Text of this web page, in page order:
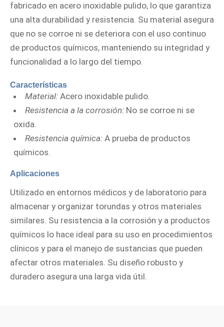
fabricado en acero inoxidable pulido, lo que garantiza
una alta durabilidad y resistencia. Su material asegura
que no se corroe ni se deteriora con el uso continuo
de productos químicos, manteniendo su integridad y
funcionalidad a lo largo del tiempo.
Características
Material: Acero inoxidable pulido.
Resistencia a la corrosión: No se corroe ni se
oxida.
Resistencia química: A prueba de productos
químicos.
Aplicaciones
Utilizado en entornos médicos y de laboratorio para
almacenar y organizar torundas y otros materiales
similares. Su resistencia a la corrosión y a productos
químicos lo hace ideal para su uso en procedimientos
clínicos y para el manejo de sustancias que pueden
afectar otros materiales. Su diseño robusto y
duradero asegura una larga vida útil.